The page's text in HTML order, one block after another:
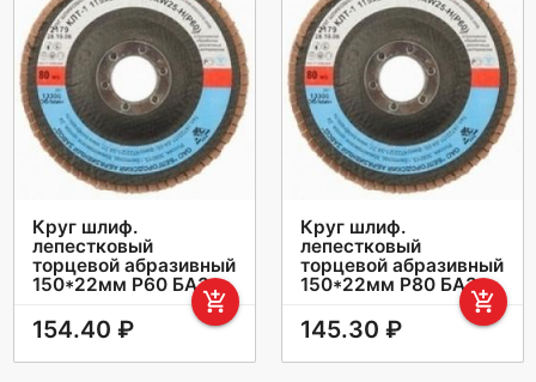
Круг шлиф.
лепестковый
торцевой абразивный
150*22мм Р60 БАЗ
add_shopping_cart
154.40 ₽
Круг шлиф.
лепестковый
торцевой абразивный
150*22мм Р80 БАЗ
add_shopping_cart
145.30 ₽